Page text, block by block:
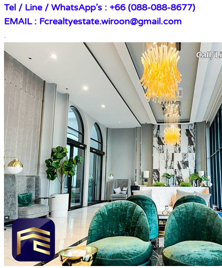
Tel / Line / WhatsApp’s : +66 (088-088-8677)
EMAIL : Fcrealtyestate.wiroon@gmail.com
.